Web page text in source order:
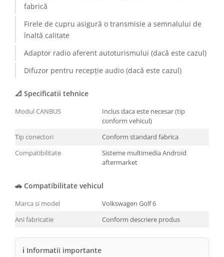
fabrică
Firele de cupru asigură o transmisie a semnalului de
înaltă calitate
Adaptor radio aferent autoturismului (dacă este cazul)
Difuzor pentru recepție audio (dacă este cazul)
📐 Specificatii tehnice
Modul CANBUS
Inclus daca este necesar (tip
conform vehicul)
Tip conectori
Conform standard fabrica
Compatibilitate
Sisteme multimedia Android
aftermarket
🚗 Compatibilitate vehicul
Marca si model
Volkswagen Golf 6
Ani fabricatie
Conform descriere produs
ℹ Informatii importante